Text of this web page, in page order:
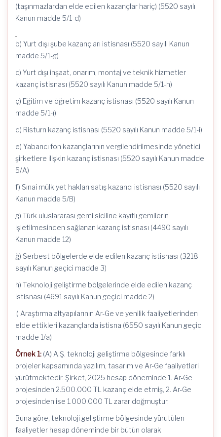
(taşınmazlardan elde edilen kazançlar hariç) (5520 sayılı
Kanun madde 5/1-d)
b) Yurt dışı şube kazançları istisnası (5520 sayılı Kanun
madde 5/1-g)
c) Yurt dışı inşaat, onarım, montaj ve teknik hizmetler
kazanç istisnası (5520 sayılı Kanun madde 5/1-h)
ç) Eğitim ve öğretim kazanç istisnası (5520 sayılı Kanun
madde 5/1-ı)
d) Risturn kazanç istisnası (5520 sayılı Kanun madde 5/1-i)
e) Yabancı fon kazançlarının vergilendirilmesinde yönetici
şirketlere ilişkin kazanç istisnası (5520 sayılı Kanun madde
5/A)
f) Sınai mülkiyet hakları satış kazancı istisnası (5520 sayılı
Kanun madde 5/B)
g) Türk uluslararası gemi siciline kayıtlı gemilerin
işletilmesinden sağlanan kazanç istisnası (4490 sayılı
Kanun madde 12)
ğ) Serbest bölgelerde elde edilen kazanç istisnası (3218
sayılı Kanun geçici madde 3)
h) Teknoloji geliştirme bölgelerinde elde edilen kazanç
istisnası (4691 sayılı Kanun geçici madde 2)
ı) Araştırma altyapılarının Ar-Ge ve yenilik faaliyetlerinden
elde ettikleri kazançlarda istisna (6550 sayılı Kanun geçici
madde 1/a)
Örnek 1: (A) A.Ş. teknoloji geliştirme bölgesinde farklı
projeler kapsamında yazılım, tasarım ve Ar-Ge faaliyetleri
yürütmektedir. Şirket, 2025 hesap döneminde 1. Ar-Ge
projesinden 2.500.000 TL kazanç elde etmiş, 2. Ar-Ge
projesinden ise 1.000.000 TL zarar doğmuştur.
Buna göre, teknoloji geliştirme bölgesinde yürütülen
faaliyetler hesap döneminde bir bütün olarak